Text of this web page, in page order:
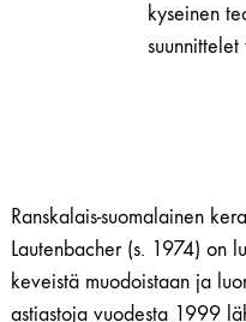
kyseinen
Ranskalais-suomalainen
Lautenbacher (s. 1974) on
keveistä muodoistaan ja
astiastoja vuodesta 1999